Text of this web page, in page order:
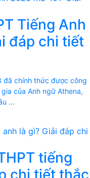
Tiếng Anh
đáp chi tiết
đã chính thức được công
của Anh ngữ Athena,
...
tiếng
chi tiết thắc